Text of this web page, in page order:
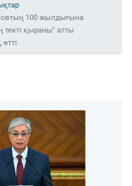
100 жылдығына
текті қыраны" атты